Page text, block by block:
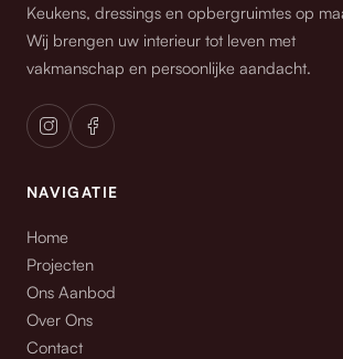
Keukens, dressings en opbergruimtes op
Wij brengen uw interieur tot leven met
vakmanschap en persoonlijke aandacht.
NAVIGATIE
Home
Projecten
Ons Aanbod
Over Ons
Contact